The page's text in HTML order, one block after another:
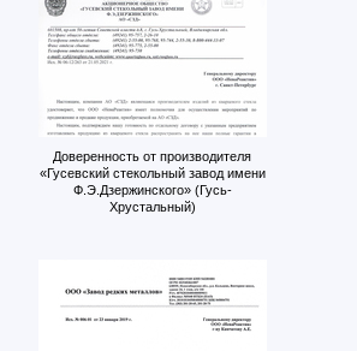
Доверенность от производителя
«Гусевский стекольный завод имени
Ф.Э.Дзержинского» (Гусь-
Хрустальный)